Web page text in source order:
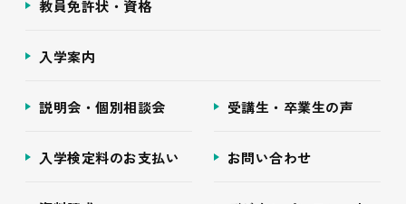
教員免許状・資格
入学案内
説明会・個別相談会 受講生・卒業生の声
入学検定料のお支払い お問い合わせ